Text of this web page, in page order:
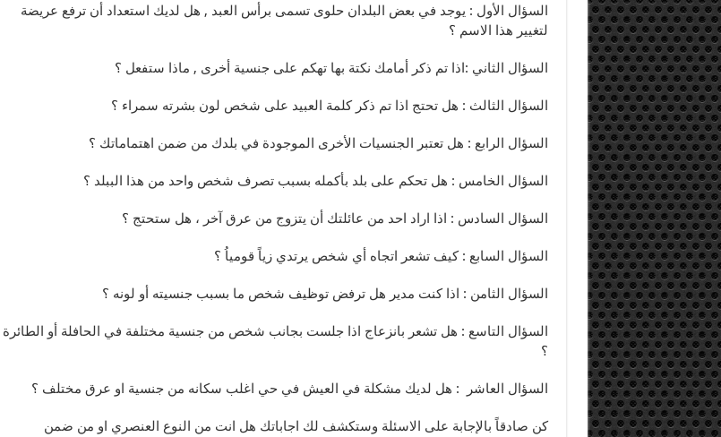
السؤال الأول : يوجد في بعض البلدان حلوى تسمى برأس العبد , هل لديك استعداد أن ترفع عريضة
لتغيير هذا الاسم ؟
السؤال الثاني :اذا تم ذكر أمامك نكتة بها تهكم على جنسية أخرى , ماذا ستفعل ؟
السؤال الثالث : هل تحتج اذا تم ذكر كلمة العبيد على شخص لون بشرته سمراء ؟
السؤال الرابع : هل تعتبر الجنسيات الأخرى الموجودة في بلدك من ضمن اهتماماتك ؟
السؤال الخامس : هل تحكم على بلد بأكمله بسبب تصرف شخص واحد من هذا الببلد ؟
السؤال السادس : اذا اراد احد من عائلتك أن يتزوج من عرق آخر ، هل ستحتج ؟
السؤال السابع : كيف تشعر اتجاه أي شخص يرتدي زياً قومياُ ؟
السؤال الثامن : اذا كنت مدير هل ترفض توظيف شخص ما بسبب جنسيته أو لونه ؟
السؤال التاسع : هل تشعر بانزعاج اذا جلست بجانب شخص من جنسية مختلفة في الحافلة أو الطائرة
؟
السؤال العاشر : هل لديك مشكلة في العيش في حي اغلب سكانه من جنسية او عرق مختلف ؟
كن صادقاً بالإجابة على الاسئلة وستكشف لك اجاباتك هل انت من النوع العنصري او من ضمن